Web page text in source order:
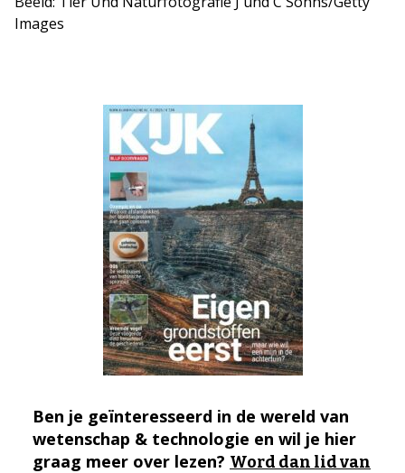
Images
Ben je geïnteresseerd in de wereld van
wetenschap & technologie en wil je hier
graag meer over lezen? Word dan lid van